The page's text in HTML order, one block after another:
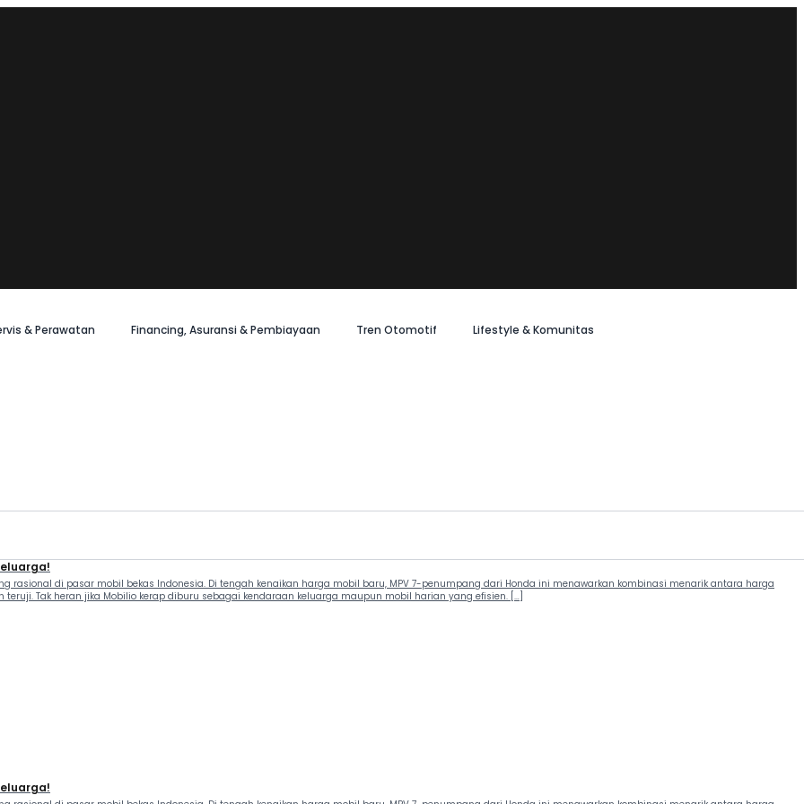
& Perawatan Financing, Asuransi & Pembiayaan Tren Otomotif Lifestyle & Komunitas
rasional di pasar mobil bekas Indonesia. Di tengah kenaikan harga mobil baru, MPV 7-penumpang dari Honda ini menawarkan kombinasi menarik antara harga
Tak heran jika Mobilio kerap diburu sebagai kendaraan keluarga maupun mobil harian yang efisien. […]